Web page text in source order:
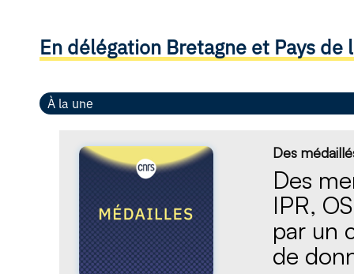
En délégation Bretagne et Pays de
À la une
Des
Des
IPR,
par un
de